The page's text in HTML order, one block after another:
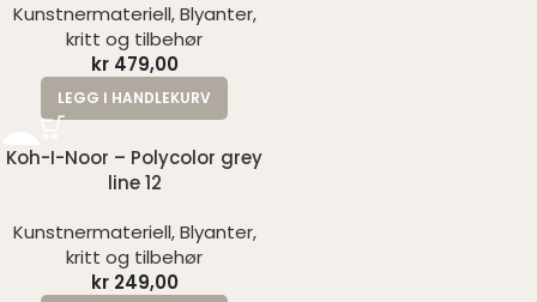
Kunstnermateriell,Blyanter,
kritt og tilbehør
kr479,00
LEGG I HANDLEKURV
Koh-I-Noor – Polycolor grey
line 12
Kunstnermateriell,Blyanter,
kritt og tilbehør
kr249,00